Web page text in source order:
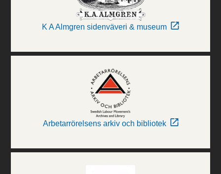
K A Almgren sidenväveri & museum
Arbetarrörelsens arkiv och bibliotek